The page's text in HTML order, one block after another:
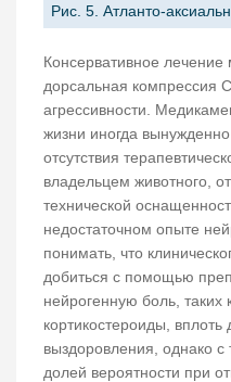
Рис. 5. Атланто-
Консервативное
дорсальная компрессия
агрессивности.
жизни иногда
отсутствия
владельцем животного,
технической
недостаточном опыте
понимать, что
добиться с помощью
нейрогенную боль, таких
кортикостероиды, вплоть
выздоровления, однако
долей вероятности при